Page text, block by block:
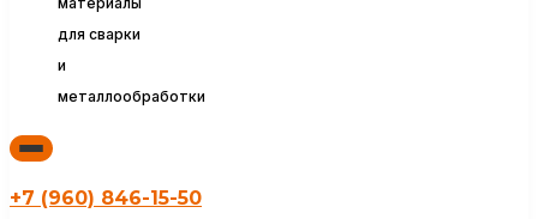
для сварки
и
металлообработки
+7 (960) 846-15-50